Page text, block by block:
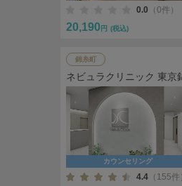
0.0 （0件）
20,190 円 (税込)
錦糸町
ネビュラクリニック 東京
カウンセリング
4.4 （155件